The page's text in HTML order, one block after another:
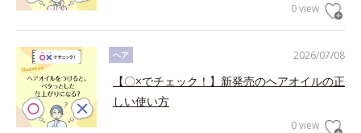
0 view
2026/07/08
ヘア
【〇×でチェック！】新発売のヘアオイルの正
しい使い方
0 view